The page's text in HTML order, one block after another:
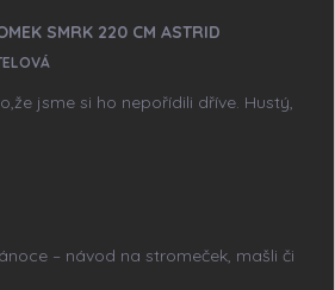
SMRK 220 CM ASTRID
jsme si ho nepořídili dříve. Hustý,
– návod na stromeček, mašli či